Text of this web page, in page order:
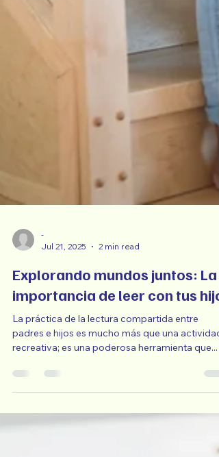
Jul 21, 2025
2 min read
Explorando mundos juntos: La
importancia de leer con tus
La práctica de la lectura compartida entre
recreativa; es una poderosa herramienta que...